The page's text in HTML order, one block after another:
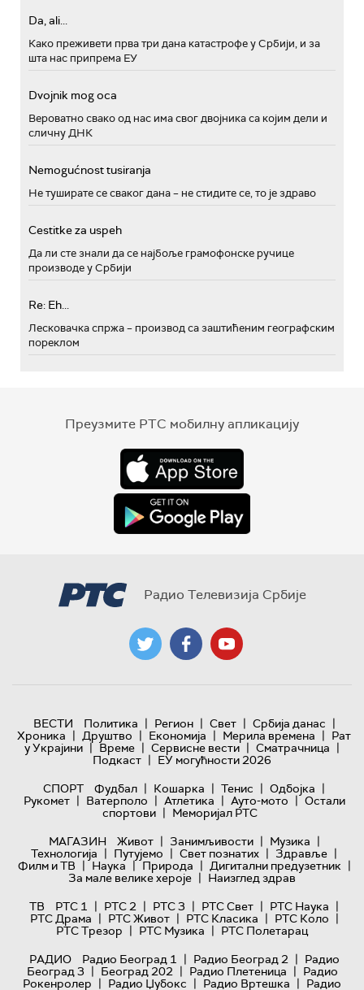
Da, ali...
Како преживети прва три дана катастрофе у Србији, и за
шта нас припрема ЕУ
Dvojnik mog oca
Вероватно свако од нас има свог двојника са којим дели и
сличну ДНК
Nemogućnost tusiranja
Не туширате се сваког дана – не стидите се, то је здраво
Cestitke za uspeh
Да ли сте знали да се најбоље грамофонске ручице
производе у Србији
Re: Eh...
Лесковачка спржа – производ са заштићеним географским
пореклом
Преузмите РТС мобилну апликацију
Радио Телевизија Србије
ВЕСТИ Политика | Регион | Свет | Србија данас |
Хроника | Друштво | Економија | Мерила времена | Рат
у Украјини | Време | Сервисне вести | Сматрачница |
Подкаст | ЕУ могућности 2026
СПОРТ
Фудбал | Кошарка | Тенис | Одбојка |
Рукомет | Ватерполо | Атлетика | Ауто-мото | Остали
спортови | Меморијал РТС
МАГАЗИН
Живот | Занимљивости | Музика |
Технологијa | Путујемо | Свет познатих | Здравље |
Филм и ТВ | Наука | Природа | Дигитални предузетник |
За мале велике хероје | Наизглед здрав
ТВ
РТС 1 | РТС 2 | РТС 3 | РТС Свет | РТС Наука |
РТС Драма | РТС Живот | РТС Класика | РТС Коло |
РТС Трезор | РТС Музика | РТС Полетарац
РАДИО
Радио Београд 1 | Радио Београд 2 | Радио
Београд 3 | Београд 202 | Радио Плетеница | Радио
Рокенролер | Радио Џубокс | Радио Вртешка | Радио